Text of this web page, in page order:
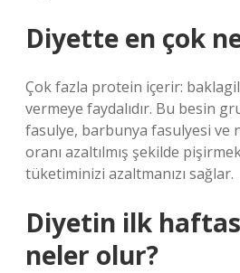
Diyette en çok
Çok fazla protein içerir:
vermeye faydalıdır. Bu besin
fasulye, barbunya fasulyesi ve
oranı azaltılmış şekilde
tüketiminizi azaltmanızı sağlar.
Diyetin ilk
neler olur?